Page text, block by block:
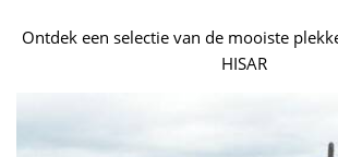
Ontdek een selectie van de mooiste
HISAR